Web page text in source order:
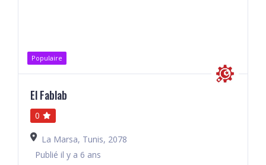
Populaire
El Fablab
0
La Marsa, Tunis, 2078
Publié il y a 6 ans